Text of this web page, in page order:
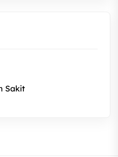
Sakit